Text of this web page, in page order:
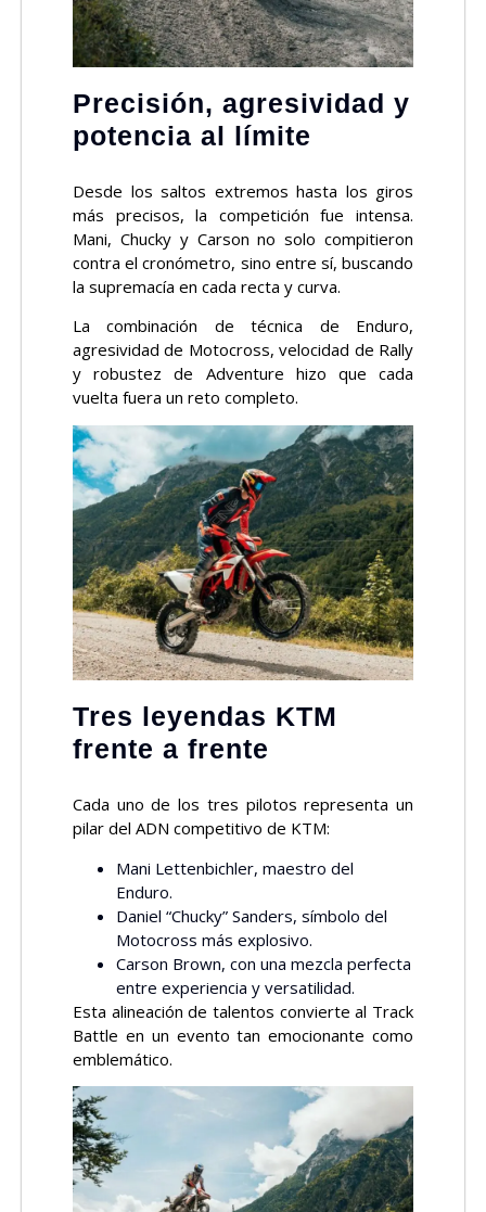
Precisión, agresividad y
potencia al límite
Desde los saltos extremos hasta los giros
más precisos, la competición fue intensa.
Mani, Chucky y Carson no solo compitieron
contra el cronómetro, sino entre sí, buscando
la supremacía en cada recta y curva.
La combinación de técnica de Enduro,
agresividad de Motocross, velocidad de Rally
y robustez de Adventure hizo que cada
vuelta fuera un reto completo.
Tres leyendas KTM
frente a frente
Cada uno de los tres pilotos representa un
pilar del ADN competitivo de KTM:
Mani Lettenbichler, maestro del
Enduro.
Daniel “Chucky” Sanders, símbolo del
Motocross más explosivo.
Carson Brown, con una mezcla perfecta
entre experiencia y versatilidad.
Esta alineación de talentos convierte al Track
Battle en un evento tan emocionante como
emblemático.